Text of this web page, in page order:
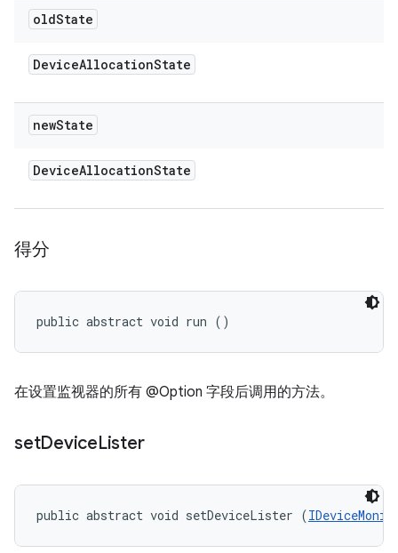
oldState
DeviceAllocationState
newState
DeviceAllocationState
得分
public abstract void run ()
在设置监视器的所有 @Option 字段后调用的方法。
setDeviceLister
public abstract void setDeviceLister (